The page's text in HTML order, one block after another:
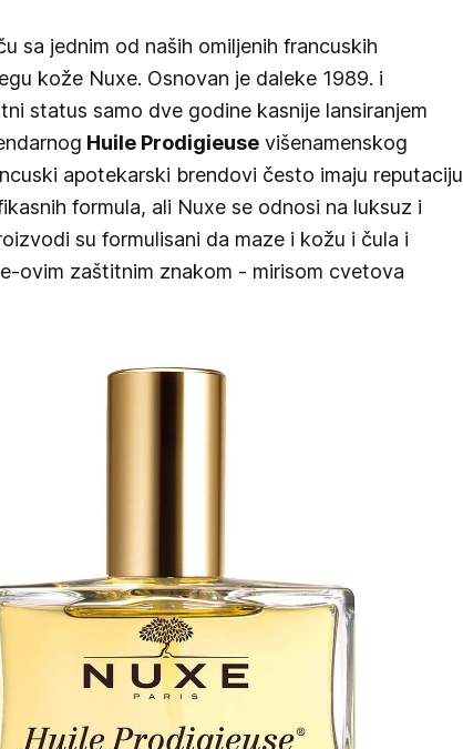
sa jednim od naših omiljenih francuskih
kože Nuxe. Osnovan je daleke 1989. i
status samo dve godine kasnije lansiranjem
Huile Prodigieuse višenamenskog
apotekarski brendovi često imaju reputaciju
formula, ali Nuxe se odnosi na luksuz i
su formulisani da maze i kožu i čula i
ovim zaštitnim znakom - mirisom cvetova